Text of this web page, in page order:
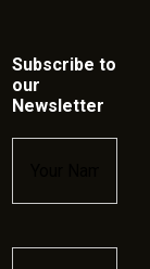
Subscribe to
our
Newsletter